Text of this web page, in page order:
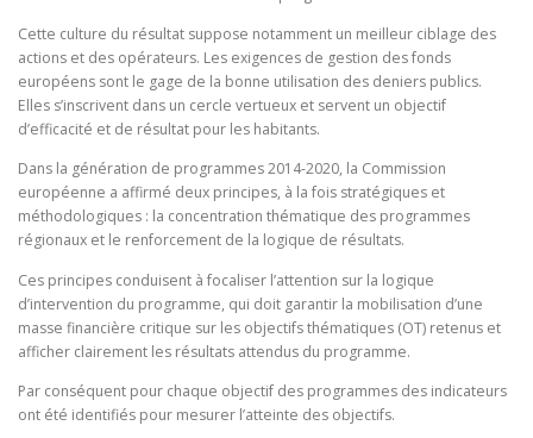
Cette culture du résultat suppose notamment un meilleur ciblage des
actions et des opérateurs. Les exigences de gestion des fonds
européens sont le gage de la bonne utilisation des deniers publics.
Elles s’inscrivent dans un cercle vertueux et servent un objectif
d’efficacité et de résultat pour les habitants.
Dans la génération de programmes 2014-2020, la Commission
européenne a affirmé deux principes, à la fois stratégiques et
méthodologiques : la concentration thématique des programmes
régionaux et le renforcement de la logique de résultats.
Ces principes conduisent à focaliser l’attention sur la logique
d’intervention du programme, qui doit garantir la mobilisation d’une
masse financière critique sur les objectifs thématiques (OT) retenus et
afficher clairement les résultats attendus du programme.
Par conséquent pour chaque objectif des programmes des indicateurs
ont été identifiés pour mesurer l’atteinte des objectifs.